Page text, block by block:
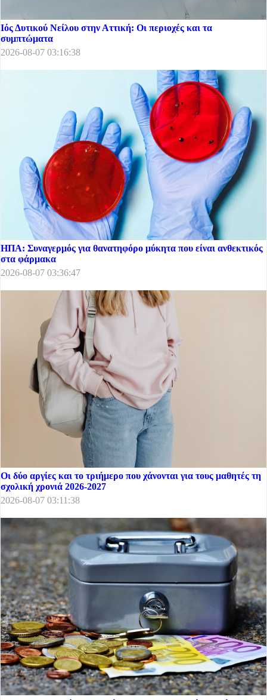
Ιός Δυτικού Νείλου στην Αττική: Οι περιοχές και τα
συμπτώματα
2026-08-07 03:16:38
ΗΠΑ: Συναγερμός για θανατηφόρο μύκητα που είναι ανθεκτικός
στα φάρμακα
2026-08-07 03:36:47
Οι δύο αργίες και το τριήμερο που χάνονται για τους μαθητές τη
σχολική χρονιά 2026-2027
2026-08-07 03:11:38